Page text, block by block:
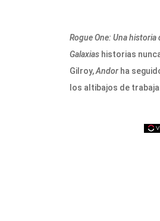
Rogue One: Una historia
Galaxias historias
Gilroy,Andor ha
los altibajos de